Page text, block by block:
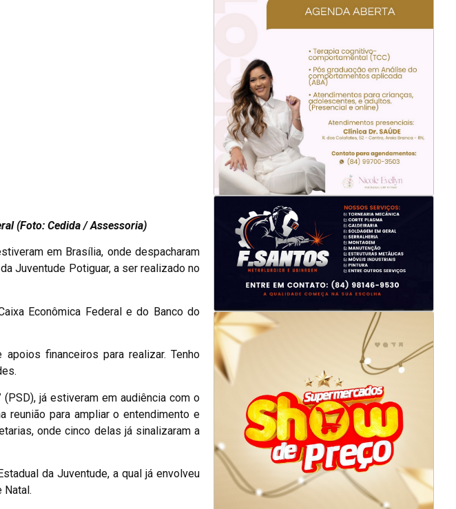
(Foto: Cedida / Assessoria)
em Brasília, onde despacharam
Juventude Potiguar, a ser realizado no
Econômica Federal e do Banco do
financeiros para realizar. Tenho
já estiveram em audiência com o
reunião para ampliar o entendimento e
onde cinco delas já sinalizaram a
da Juventude, a qual já envolveu